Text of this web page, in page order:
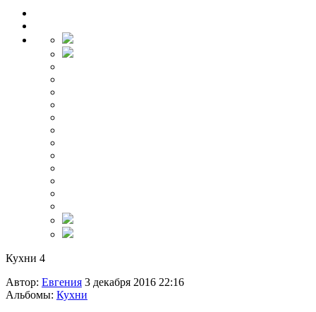
Кухни 4
Автор: Евгения 3 декабря 2016 22:16
Альбомы: Кухни